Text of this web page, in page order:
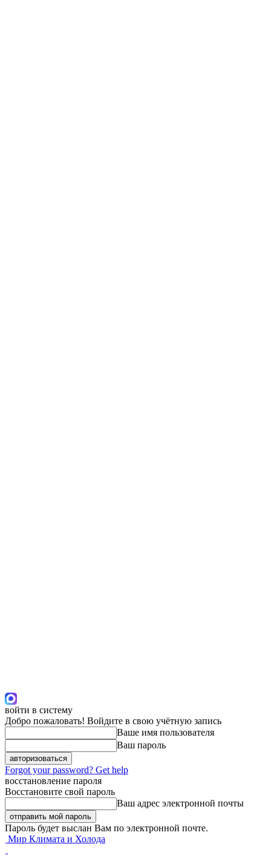
войти в систему
Добро пожаловать! Войдите в свою учётную запись
Ваше имя пользователя
Ваш пароль
Forgot your password? Get help
восстановление пароля
Восстановите свой пароль
Ваш адрес электронной почты
Пароль будет выслан Вам по электронной почте.
Мир Климата и Холода